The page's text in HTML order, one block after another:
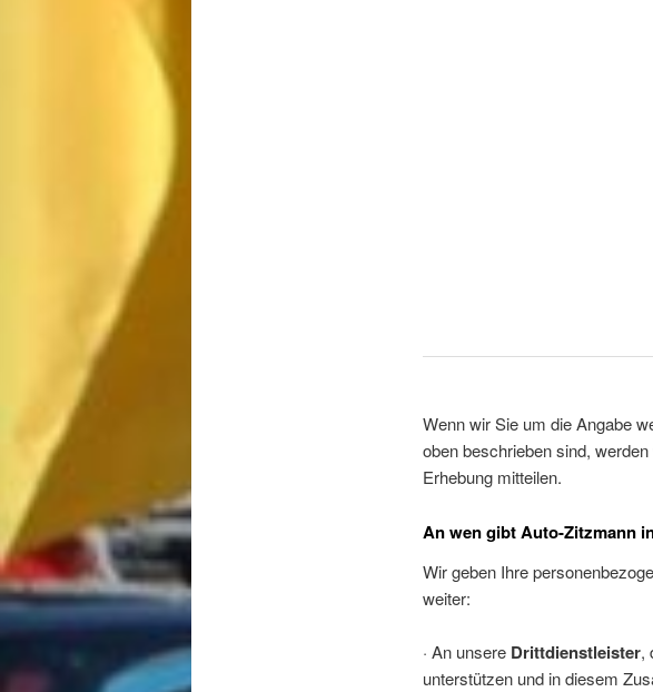
Wenn wir Sie um die Angabe
oben beschrieben sind,
Erhebung mitteilen.
An wen gibt Auto-Zitzmann
Wir geben Ihre
weiter:
· An unsere Drittdienstleister,
unterstützen und in diesem